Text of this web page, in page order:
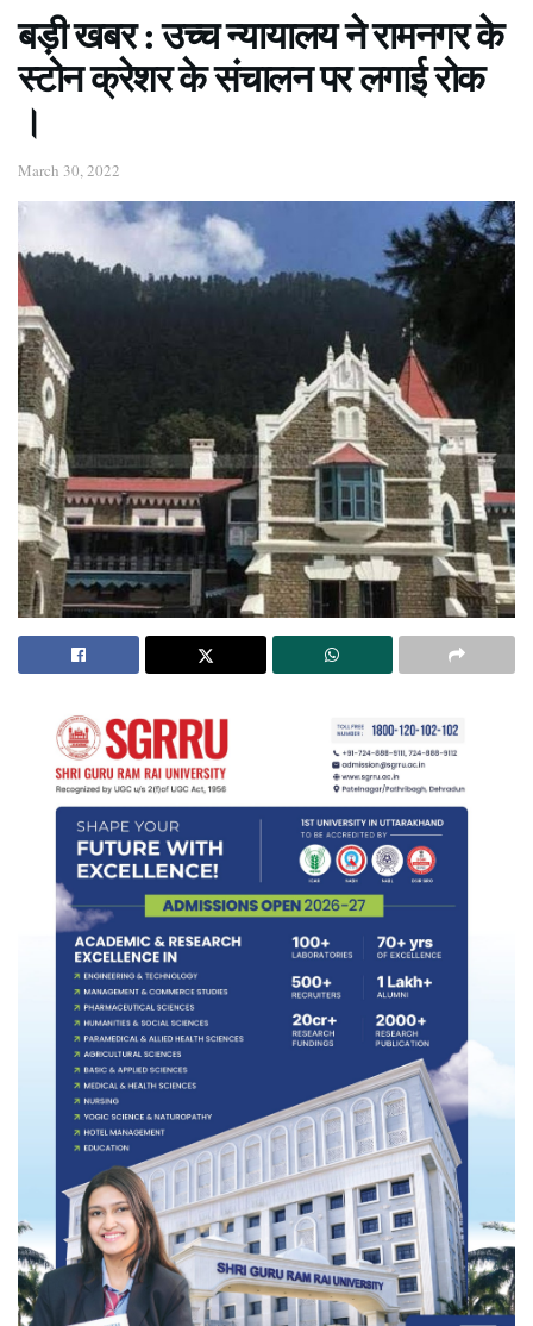
बड़ी खबर : उच्च न्यायालय ने रामनगर के
स्टोन क्रेशर के संचालन पर लगाई रोक
।
March 30, 2022